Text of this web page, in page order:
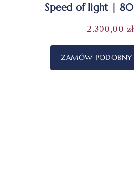
Speed of light |
2.300,00 zł
ZAMÓW PODOBNY